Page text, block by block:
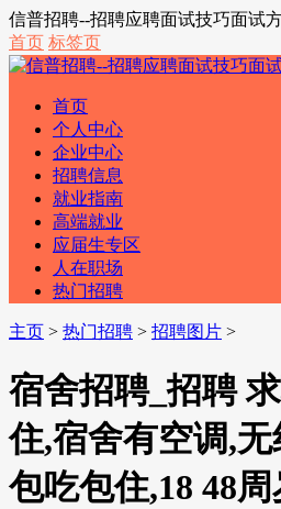
信普招聘--招聘应聘面试技巧面试
首页 标签页
首页
个人中心
企业中心
招聘信息
就业指南
高端就业
应届生专区
人在职场
热门招聘
主页 > 热门招聘 > 招聘图片 >
宿舍招聘_招聘
住,宿舍有空调,
包吃包住,18 48